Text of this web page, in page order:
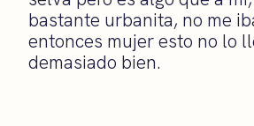
bastante urbanita, no me
entonces mujer esto no lo
demasiado bien.